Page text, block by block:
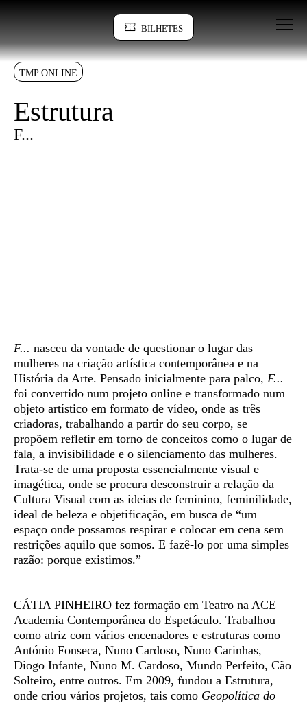
BILHETES
Sinopse
TMP ONLINE
Estrutura
F...
Sinopse
F... nasceu da vontade de questionar o lugar das
mulheres na criação artística contemporânea e na
História da Arte. Pensado inicialmente para palco, F...
foi convertido num projeto online e transformado num
objeto artístico em formato de vídeo, onde as três
criadoras, trabalhando a partir do seu corpo, se
propõem refletir em torno de conceitos como o lugar de
fala, a invisibilidade e o silenciamento das mulheres.
Trata-se de uma proposta essencialmente visual e
imagética, onde se procura desconstruir a relação da
Cultura Visual com as ideias de feminino, feminilidade,
ideal de beleza e objetificação, em busca de “um
espaço onde possamos respirar e colocar em cena sem
restrições aquilo que somos. E fazê-lo por uma simples
razão: porque existimos.”
CÁTIA PINHEIRO fez formação em Teatro na ACE –
Academia Contemporânea do Espetáculo. Trabalhou
como atriz com vários encenadores e estruturas como
António Fonseca, Nuno Cardoso, Nuno Carinhas,
Diogo Infante, Nuno M. Cardoso, Mundo Perfeito, Cão
Solteiro, entre outros. Em 2009, fundou a Estrutura,
onde criou vários projetos, tais como Geopolítica do